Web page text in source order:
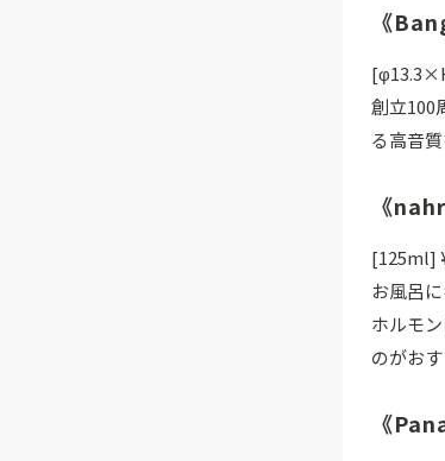
《
創立100
る高音
《
[125ml]
お風呂
ホルモ
のがおす
《